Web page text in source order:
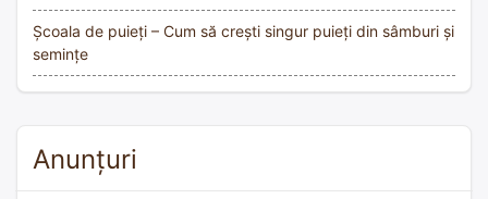
Școala de puieți – Cum să crești singur puieți din sâmburi și
semințe
Anunțuri